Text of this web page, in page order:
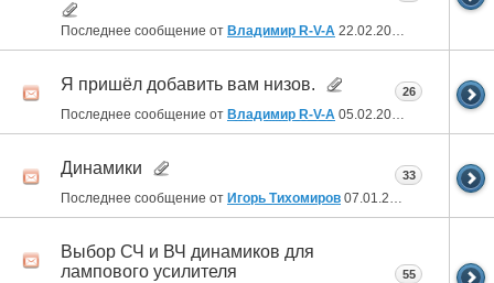
Последнее сообщение от Владимир R-V-A 22.02.2022
Я пришёл добавить вам низов.
Последнее сообщение от Владимир R-V-A 05.02.2022
26
Динамики
Последнее сообщение от Игорь Тихомиров 07.01.2022
33
Выбор СЧ и ВЧ динамиков для
лампового усилителя
55